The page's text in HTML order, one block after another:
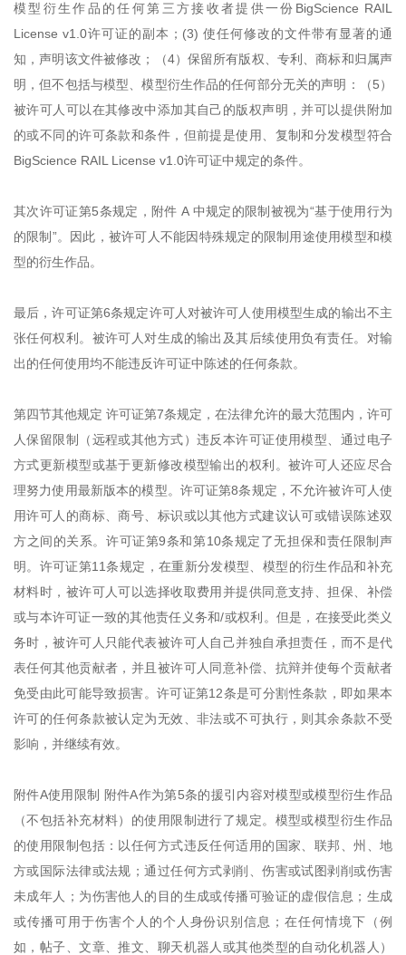
模型衍生作品的任何第三方接收者提供一份BigScience RAIL
License v1.0许可证的副本；(3) 使任何修改的文件带有显著的通
知，声明该文件被修改；（4）保留所有版权、专利、商标和归属声
明，但不包括与模型、模型衍生作品的任何部分无关的声明：（5）
被许可人可以在其修改中添加其自己的版权声明，并可以提供附加
的或不同的许可条款和条件，但前提是使用、复制和分发模型符合
BigScience RAIL License v1.0许可证中规定的条件。
其次许可证第5条规定，附件 A 中规定的限制被视为“基于使用行为
的限制”。因此，被许可人不能因特殊规定的限制用途使用模型和模
型的衍生作品。
最后，许可证第6条规定许可人对被许可人使用模型生成的输出不主
张任何权利。被许可人对生成的输出及其后续使用负有责任。对输
出的任何使用均不能违反许可证中陈述的任何条款。
第四节其他规定 许可证第7条规定，在法律允许的最大范围内，许可
人保留限制（远程或其他方式）违反本许可证使用模型、通过电子
方式更新模型或基于更新修改模型输出的权利。被许可人还应尽合
理努力使用最新版本的模型。许可证第8条规定，不允许被许可人使
用许可人的商标、商号、标识或以其他方式建议认可或错误陈述双
方之间的关系。许可证第9条和第10条规定了无担保和责任限制声
明。许可证第11条规定，在重新分发模型、模型的衍生作品和补充
材料时，被许可人可以选择收取费用并提供同意支持、担保、补偿
或与本许可证一致的其他责任义务和/或权利。但是，在接受此类义
务时，被许可人只能代表被许可人自己并独自承担责任，而不是代
表任何其他贡献者，并且被许可人同意补偿、抗辩并使每个贡献者
免受由此可能导致损害。许可证第12条是可分割性条款，即如果本
许可的任何条款被认定为无效、非法或不可执行，则其余条款不受
影响，并继续有效。
附件A使用限制 附件A作为第5条的援引内容对模型或模型衍生作品
（不包括补充材料）的使用限制进行了规定。模型或模型衍生作品
的使用限制包括：以任何方式违反任何适用的国家、联邦、州、地
方或国际法律或法规；通过任何方式剥削、伤害或试图剥削或伤害
未成年人；为伤害他人的目的生成或传播可验证的虚假信息；生成
或传播可用于伤害个人的个人身份识别信息；在任何情境下（例
如，帖子、文章、推文、聊天机器人或其他类型的自动化机器人）